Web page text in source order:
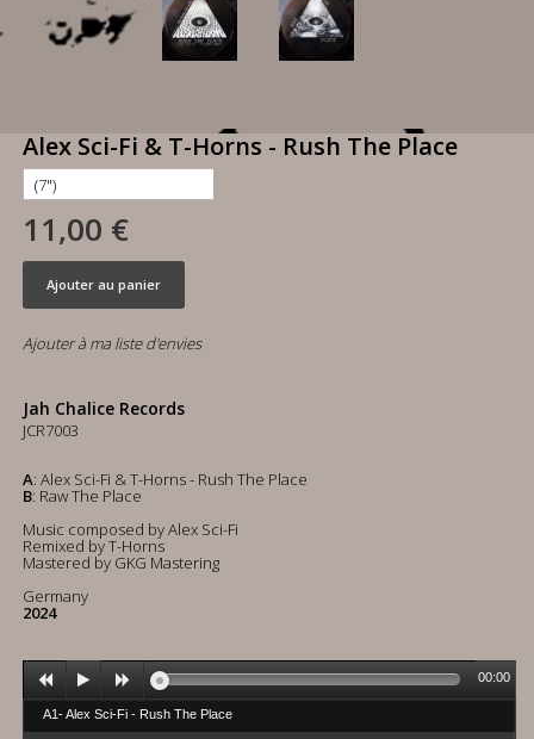
Alex Sci-Fi & T-Horns - Rush The Place
11,00 €
Ajouter au panier
Ajouter à ma liste d'envies
Jah Chalice Records
JCR7003
A: Alex Sci-Fi & T-Horns - Rush The Place
B: Raw The Place
Music composed by Alex Sci-Fi
Remixed by T-Horns
Mastered by GKG Mastering
Germany
2024
A1- Alex Sci-Fi - Rush The Place
00:00